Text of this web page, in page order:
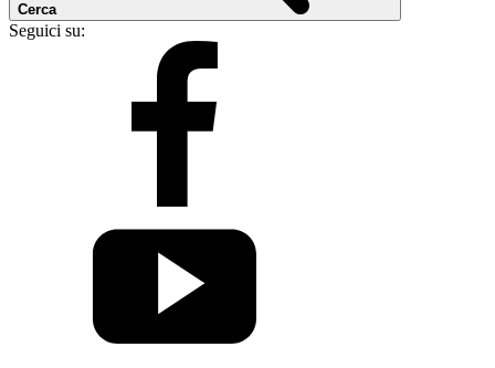
Cerca
Seguici su: